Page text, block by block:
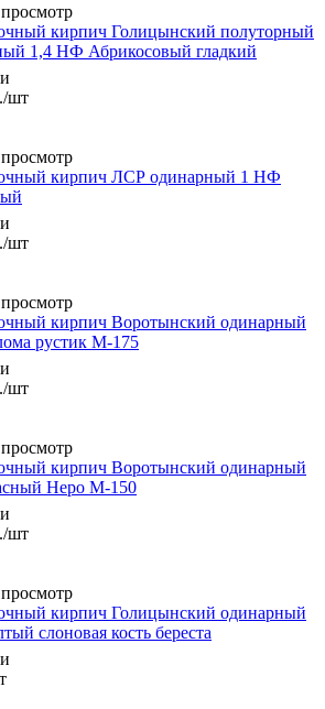
кирпич Голицынский полуторный
1,4 НФ Абрикосовый гладкий
/шт
кирпич ЛСР одинарный 1 НФ
/шт
кирпич Воротынский одинарный
рустик М-175
/шт
кирпич Воротынский одинарный
Неро М-150
/шт
кирпич Голицынский одинарный
слоновая кость береста